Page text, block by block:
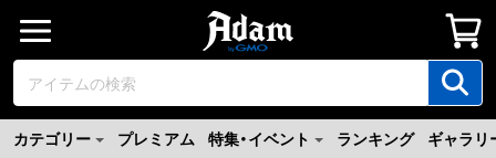
カテゴリー プレミアム 特集・イベント ランキング ギャラリ